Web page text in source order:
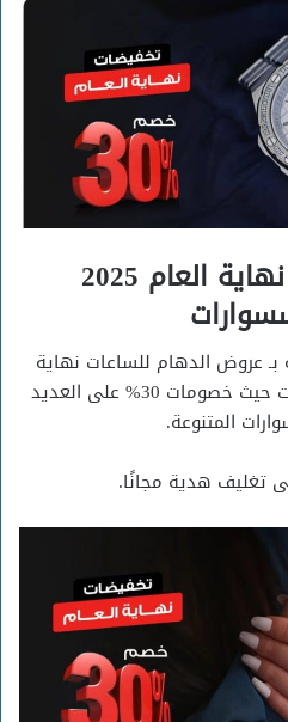
عروض الدهام نهاية العام 2025
بـ عروض الدهام للساعات نهاية
العام 2025 على الإكسسوارات حيث خصومات 30% على العديد
المتنوعة.
تغليف هدية مجانًا.